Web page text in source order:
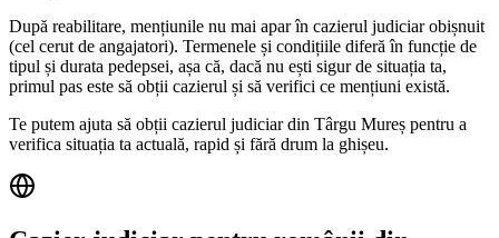
După reabilitare, mențiunile nu mai apar în cazierul judiciar obișnuit
(cel cerut de angajatori). Termenele și condițiile diferă în funcție de
tipul și durata pedepsei, așa că, dacă nu ești sigur de situația ta,
primul pas este să obții cazierul și să verifici ce mențiuni există.
Te putem ajuta să obții cazierul judiciar din Târgu Mureș pentru a
verifica situația ta actuală, rapid și fără drum la ghișeu.